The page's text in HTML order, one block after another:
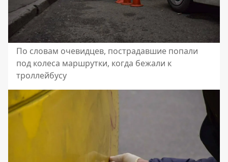
По словам очевидцев, пострадавшие попали
под колеса маршрутки, когда бежали к
троллейбусу